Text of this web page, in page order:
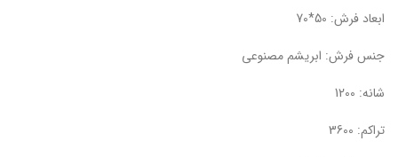
ابعاد فرش: 50*70
جنس فرش: ابریشم مصنوعی
شانه: 1200
تراکم: 3600